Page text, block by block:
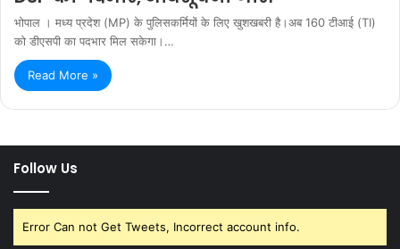
भोपाल । मध्य प्रदेश (MP) के पुलिसकर्मियों के लिए खुशखबरी है।अब 160 टीआई (TI)
को डीएसपी का पदभार मिल सकेगा।…
Read More »
Follow Us
Error Can not Get Tweets, Incorrect account info.